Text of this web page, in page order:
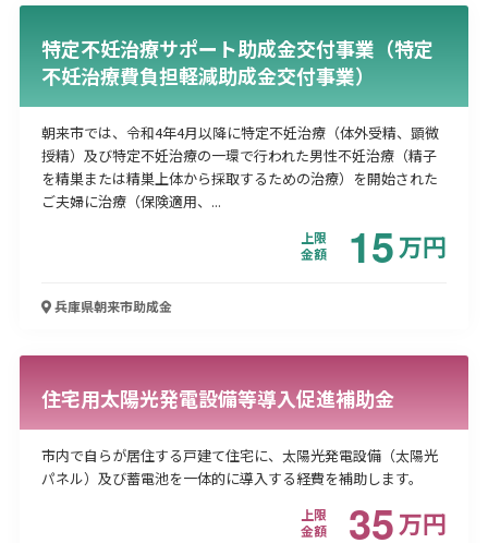
特定不妊治療サポート助成金交付事業（特定
不妊治療費負担軽減助成金交付事業）
朝来市では、令和4年4月以降に特定不妊治療（体外受精、顕微
授精）及び特定不妊治療の一環で行われた男性不妊治療（精子
を精巣または精巣上体から採取するための治療）を開始された
ご夫婦に治療（保険適用、...
上限
金額
15万円
兵庫県朝来市助成金
住宅用太陽光発電設備等導入促進補助金
市内で自らが居住する戸建て住宅に、太陽光発電設備（太陽光
パネル）及び蓄電池を一体的に導入する経費を補助します。
上限
金額
35万円